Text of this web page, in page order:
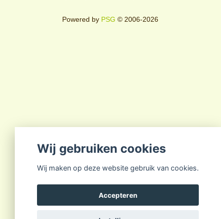
Powered by PSG © 2006-2026
Wij gebruiken cookies
Wij maken op deze website gebruik van cookies.
Accepteren